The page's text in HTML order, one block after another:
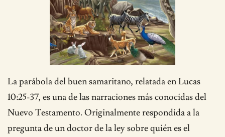
La parábola del buen samaritano, relatada en Lucas
10:25-37, es una de las narraciones más conocidas del
Nuevo Testamento. Originalmente respondida a la
pregunta de un doctor de la ley sobre quién es el